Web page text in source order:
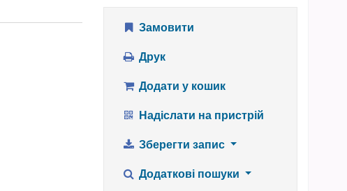
Замовити
Друк
Додати у кошик
Надіслати на пристрій
Зберегти запис
Додаткові пошуки